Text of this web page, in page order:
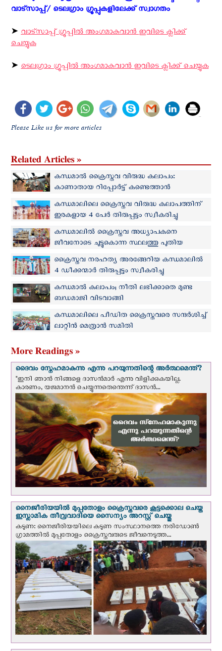
വാട്സാപ്പ്/ ടെലഗ്രാം ഗ്രൂപ്പുകളിലേക്ക് സ്വാഗതം ‍
➤ വാട്സാപ്പ് ഗ്രൂപ്പിൽ അംഗമാകുവാൻ ഇവിടെ ക്ലിക്ക്
ചെയ്യുക
➤ ടെലഗ്രാം ഗ്രൂപ്പിൽ അംഗമാകുവാൻ ഇവിടെ ക്ലിക്ക് ചെയ്യുക
Please Like us for more articles
Related Articles »
കന്ധമാല്‍ ക്രൈസ്തവ വിരുദ്ധ കലാപം:
കാണാതായ റിപ്പോർട്ട് കണ്ടെത്താൻ
അന്വേഷണം
കന്ധമാലിലെ ക്രൈസ്തവ വിരുദ്ധ കലാപത്തിന്
ഇരകളായ 4 പേര്‍ തിരുപ്പട്ടം സ്വീകരിച്ചു
കന്ധമാലില്‍ ക്രൈസ്തവ അധ്യാപകനെ
ജീവനോടെ ചുട്ടുകൊന്ന സ്ഥലത്തു പുതിയ
ദേവാലയം
ക്രൈസ്തവ നരഹത്യ അരങ്ങേറിയ കന്ധമാലില്‍
4 ഡീക്കന്മാര്‍ തിരുപ്പട്ടം സ്വീകരിച്ചു
കന്ധമാൽ കലാപം; നീതി ലഭിക്കാതെ മുണ്ട
ബഡമാജി വിടവാങ്ങി
കന്ധമാലിലെ പീഡിത ക്രൈസ്തവരെ സന്ദര്‍ശിച്ച്
ലാറ്റിന്‍ മെത്രാന്‍ സമിതി
More Readings »
ദൈവം സ്നേഹമാകുന്നു എന്നു പറയുന്നതിന്റെ അർത്ഥമെന്ത്?
"ഇനി ഞാന്‍ നിങ്ങളെ ദാസന്‍മാര്‍ എന്നു വിളിക്കുകയില്ല.
കാരണം, യജമാനന്‍ ചെയ്യുന്നതെന്തെന്ന് ദാസന്‍...
നൈജീരിയയില്‍ മുപ്പതോളം ക്രൈസ്തവരെ കൂട്ടക്കൊല ചെയ്ത
ഇസ്ലാമിക തീവ്രവാദിയെ സൈന്യം അറസ്റ്റ് ചെയ്തു
കടുണ: നൈജീരിയയിലെ കടുണ സംസ്ഥാനത്തെ നരിഡോൺ
ഗ്രാമത്തിൽ മുപ്പതോളം ക്രൈസ്തവരുടെ ജീവനെടുത്ത...